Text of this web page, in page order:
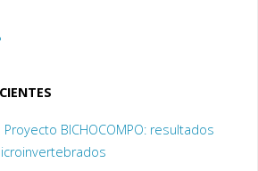
Proyecto BICHOCOMPO: resultados